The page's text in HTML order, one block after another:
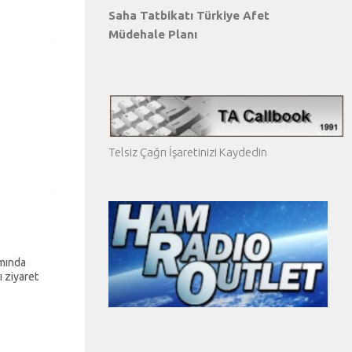
ziyaret
Saha Tatbikatı Türkiye Afet
Müdehale Planı
Telsiz Çağrı İşaretinizi Kaydedin